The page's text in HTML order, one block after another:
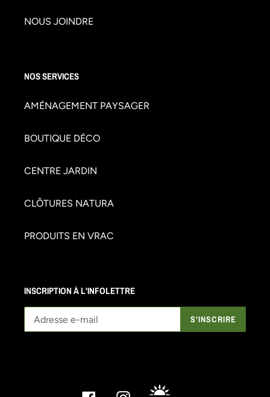
NOUS JOINDRE
NOS SERVICES
AMÉNAGEMENT PAYSAGER
BOUTIQUE DÉCO
CENTRE JARDIN
CLÔTURES NATURA
PRODUITS EN VRAC
INSCRIPTION À L'INFOLETTRE
S'INSCRIRE